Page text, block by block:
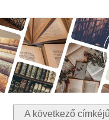
A következő